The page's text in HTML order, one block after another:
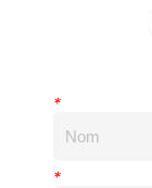
*
*